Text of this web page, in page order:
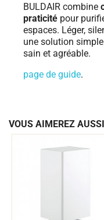
BULDAIR combine
praticité pour
espaces. Léger,
une solution
sain et agréable.
page de guide.
VOUS AIMEREZ AUSSI